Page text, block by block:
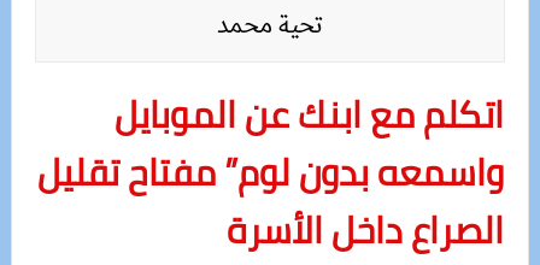
تحية محمد
اتكلم مع ابنك عن الموبايل
واسمعه بدون لوم” مفتاح تقليل
الصراع داخل الأسرة